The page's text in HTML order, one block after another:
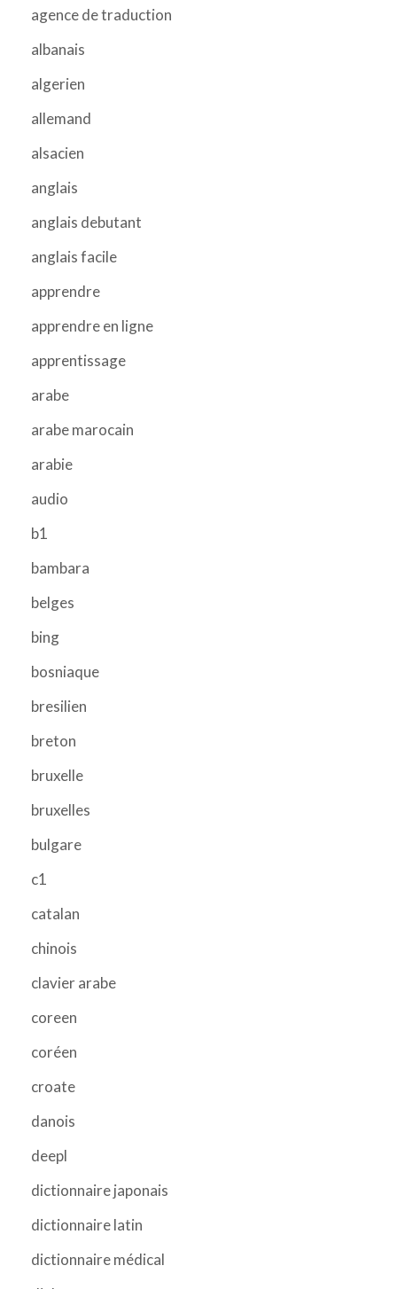
agence de traduction
albanais
algerien
allemand
alsacien
anglais
anglais debutant
anglais facile
apprendre
apprendre en ligne
apprentissage
arabe
arabe marocain
arabie
audio
b1
bambara
belges
bing
bosniaque
bresilien
breton
bruxelle
bruxelles
bulgare
c1
catalan
chinois
clavier arabe
coreen
coréen
croate
danois
deepl
dictionnaire japonais
dictionnaire latin
dictionnaire médical